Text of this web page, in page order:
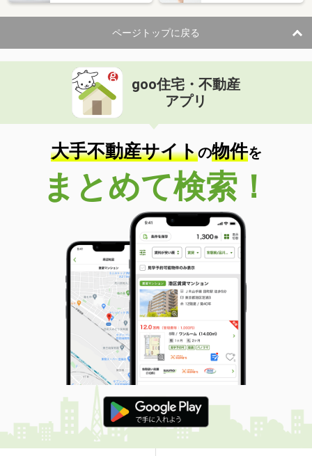
ページトップに戻る
goo住宅・不動産
アプリ
大手不動産サイトの物件を
まとめて検索！